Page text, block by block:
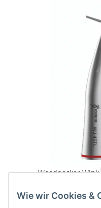
Woodpecker
Wie wir Cookies &